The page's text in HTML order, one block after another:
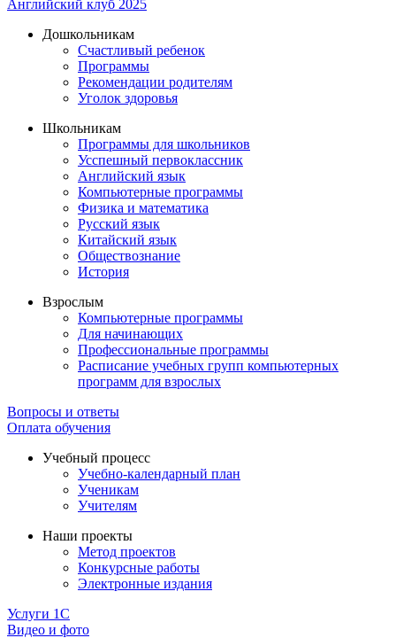
Английский клуб 2025
Дошкольникам
Счастливый ребенок
Программы
Рекомендации родителям
Уголок здоровья
Школьникам
Программы для школьников
Усспешный первоклассник
Английский язык
Компьютерные программы
Физика и математика
Русский язык
Китайский язык
Обществознание
История
Взрослым
Компьютерные программы
Для начинающих
Профессиональные программы
Расписание учебных групп компьютерных
программ для взрослых
Вопросы и ответы
Оплата обучения
Учебный процесс
Учебно-календарный план
Ученикам
Учителям
Наши проекты
Метод проектов
Конкурсные работы
Электронные издания
Услуги 1C
Видео и фото